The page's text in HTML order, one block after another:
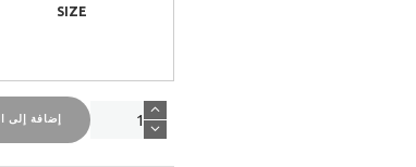
SIZE
كمية
بنطلون
إضافة إلى